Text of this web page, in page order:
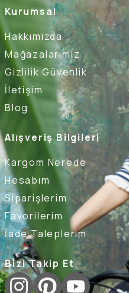
Kurumsal
Hakkımızda
Mağazalarımız
Gizlilik Güvenlik
İletişim
Blog
Alışveriş Bilgileri
Kargom Nerede
Hesabım
Siparişlerim
Favorilerim
İade Taleplerim
Bizi Takip Et